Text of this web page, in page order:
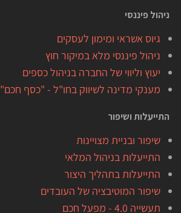
ניהול פיננסי
גיוס אשראי ומימון לעסקים
ניהול פיננסי מלא במיקור חוץ
יעוץ וליווי של החברה בניהול כספים
מענקי מדינה לשיווק בחו"ל - "כסף חכם"
התייעלות ושיפור
שיפור ובניית מצויינות
התייעלות בניהול המלאי
התייעלות בתהליך היצור
שיפור המוטיבציה של העובדים
תעשייה 4.0 - מפעל חכם